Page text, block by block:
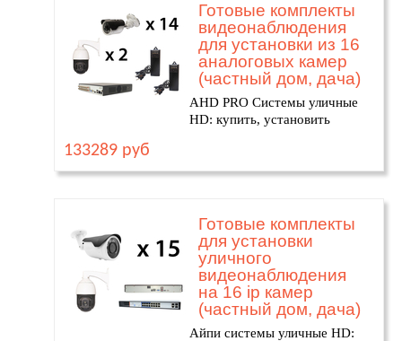
Готовые комплекты
видеонаблюдения
для установки из 16
аналоговых камер
(частный дом, дача)
AHD PRO Системы уличные
HD: купить, установить
133289 руб
Готовые комплекты
для установки
уличного
видеонаблюдения
на 16 ip камер
(частный дом, дача)
Айпи системы уличные HD: